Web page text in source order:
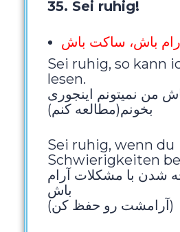
35. Sei ruhig!
باش، ساکت باش
Sei ruhig, so kann
lesen.
من نمیتونم اینجوری
بخونم(مطالعه کنم)
Sei ruhig, wenn du
Schwierigkeiten
شدن با مشکلات آرام
باش
(آرامشت رو حفظ کن)